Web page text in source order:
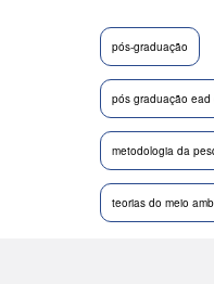
pós-graduação
pós graduação
metodologia da
teorias do meio